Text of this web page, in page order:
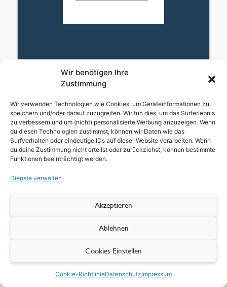
Wir benötigen Ihre
Zustimmung
Wir verwenden Technologien wie Cookies, um Geräteinformationen zu
speichern und/oder darauf zuzugreifen. Wir tun dies, um das Surferlebnis
zu verbessern und um (nicht) personalisierte Werbung anzuzeigen. Wenn
du diesen Technologien zustimmst, können wir Daten wie das
Surfverhalten oder eindeutige IDs auf dieser Website verarbeiten. Wenn
du deine Zustimmung nicht erteilst oder zurückziehst, können bestimmte
Funktionen beeinträchtigt werden.
Dienste verwalten
Akzeptieren
Ablehnen
Cookies Einstellen
Cookie-RichtlinieDatenschutzImpressum